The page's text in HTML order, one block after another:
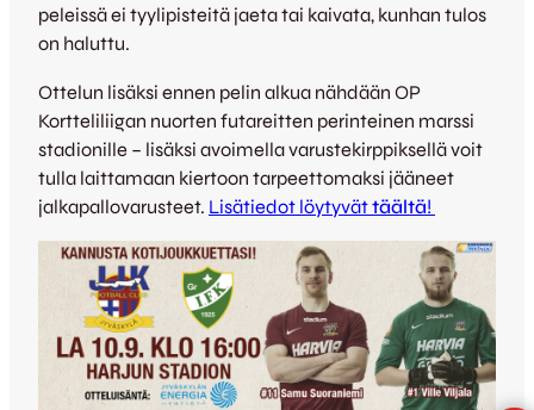
peleissä ei tyylipisteitä jaeta tai kaivata, kunhan tulos
on haluttu.
Ottelun lisäksi ennen pelin alkua nähdään OP
Kortteliliigan nuorten futareitten perinteinen marssi
stadionille – lisäksi avoimella varustekirppiksellä voit
tulla laittamaan kiertoon tarpeettomaksi jääneet
jalkapallovarusteet. Lisätiedot löytyvättäältä!